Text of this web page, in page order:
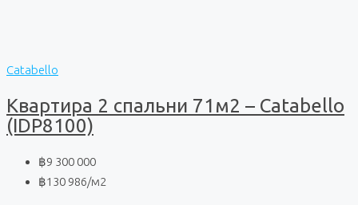
Catabello
Квартира 2 спальни 71м2 – Catabello
(IDP8100)
฿9 300 000
฿130 986/м2